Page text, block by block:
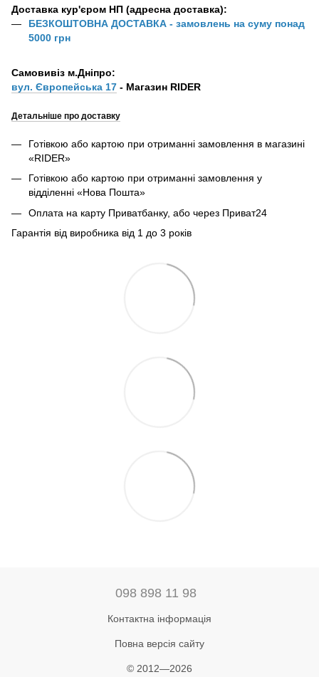
Доставка кур'єром НП (адресна доставка):
БЕЗКОШТОВНА ДОСТАВКА - замовлень на суму понад
5000 грн
Самовивіз м.Дніпро:
вул. Європейська 17 - Магазин RIDER
Детальніше про доставку
Готівкою або картою при отриманні замовлення в магазині
«RIDER»
Готівкою або картою при отриманні замовлення у
відділенні «Нова Пошта»
Оплата на карту Приватбанку, або через Приват24
Гарантія від виробника від 1 до 3 років
098 898 11 98
Контактна інформація
Повна версія сайту
© 2012—2026